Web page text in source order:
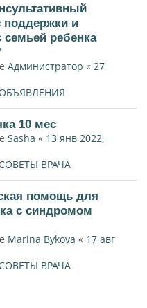
поддержки и
семьей ребенка
Администратор « 27
ОБЪЯВЛЕНИЯ
10 мес
Sasha « 13 янв 2022,
СОВЕТЫ ВРАЧА
помощь для
с синдромом
Marina Bykova « 17 авг
СОВЕТЫ ВРАЧА